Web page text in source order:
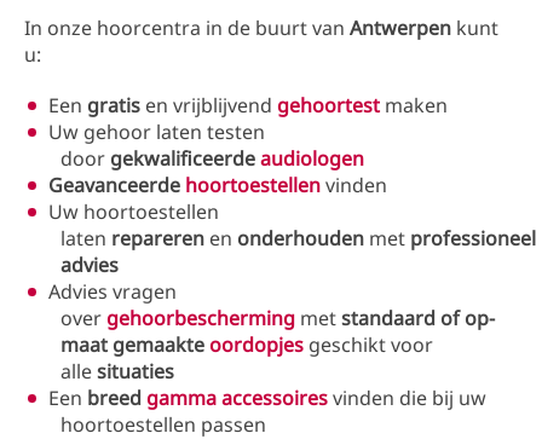
In onze hoorcentra in de buurt van Antwerpen kunt
u:
Een gratis en vrijblijvend gehoortest maken
Uw gehoor laten testen
door gekwalificeerdeaudiologen
Geavanceerde hoortoestellenvinden
Uw hoortoestellen
laten repareren en onderhouden met professioneel
advies
Advies vragen
overgehoorbescherming metstandaard of op-
maat gemaakteoordopjes geschikt voor
allesituaties
Een breedgamma accessoiresvinden die bij uw
hoortoestellen passen